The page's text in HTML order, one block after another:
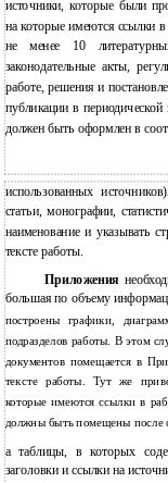
источники, которые были
на которые имеются ссылки
не менее 10
законодательные акты,
работе, решения и
публикации в
должен быть оформлен в
использованных источников)
статьи, монографии,
наименование и указывать
тексте работы.
Приложения
большая по объему
построены графики,
подразделов работы. В этом
документов помещается в
тексте работы. Тут же
которые имеются ссылки в
должны быть помещены после
а таблицы, в которых
заголовки и ссылки на